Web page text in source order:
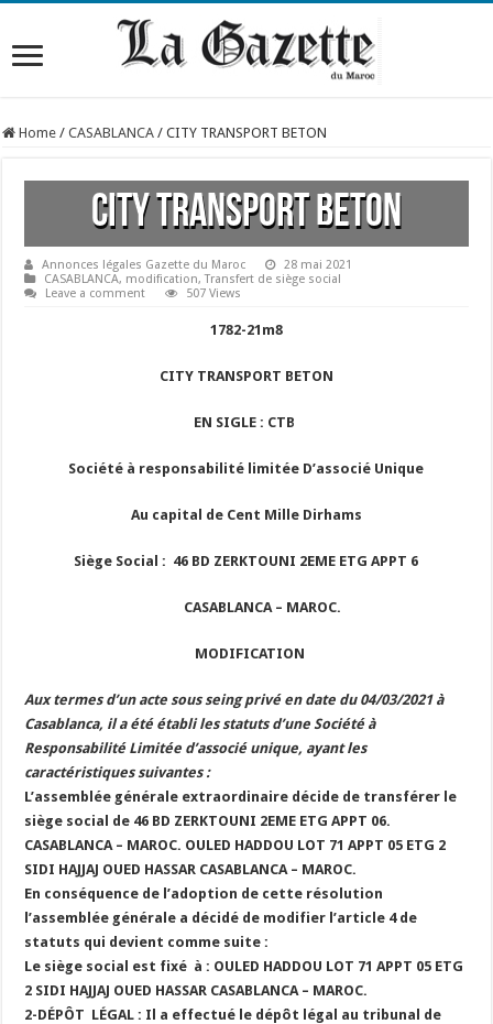
Home / CASABLANCA / CITY TRANSPORT BETON
CITY TRANSPORT BETON
Annonces légales Gazette du Maroc
28 mai 2021
CASABLANCA, modification,Transfert de siège social
Leave a comment
507 Views
1782-21m8
CITY TRANSPORT BETON
EN SIGLE : CTB
Société à responsabilité limitée D’associé Unique
Au capital de Cent Mille Dirhams
Siège Social : 46 BD ZERKTOUNI 2EME ETG APPT 6
CASABLANCA – MAROC.
MODIFICATION
Aux termes d’un acte sous seing privé en date du 04/03/2021 à
Casablanca, il a été établi les statuts d’une Société à
Responsabilité Limitée d’associé unique, ayant les
caractéristiques suivantes :
L’assemblée générale extraordinaire décide de transférer le
siège social de 46 BD ZERKTOUNI 2EME ETG APPT 06.
CASABLANCA – MAROC. OULED HADDOU LOT 71 APPT 05 ETG 2
SIDI HAJJAJ OUED HASSAR CASABLANCA – MAROC.
En conséquence de l’adoption de cette résolution
l’assemblée générale a décidé de modifier l’article 4 de
statuts qui devient comme suite :
Le siège social est fixé à : OULED HADDOU LOT 71 APPT 05 ETG
2 SIDI HAJJAJ OUED HASSAR CASABLANCA – MAROC.
2-DÉPÔT LÉGAL : Il a effectué le dépôt légal au tribunal de